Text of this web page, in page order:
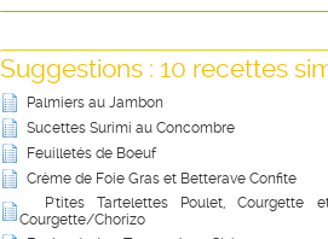
Suggestions : 10 recettes
Palmiers au Jambon
Sucettes Surimi au Concombre
Feuilletés de Boeuf
Crème de Foie Gras et Betterave Confite
P'tites Tartelettes Poulet,
Courgette/Chorizo